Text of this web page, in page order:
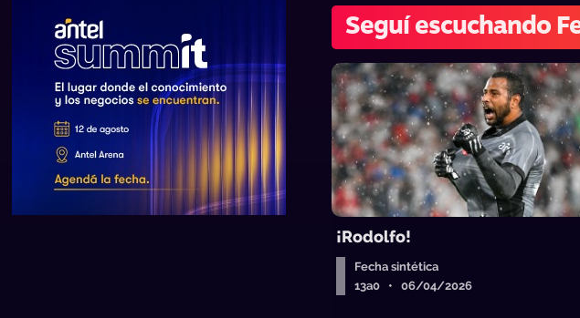
Seguí escuchando
¡Rodolfo!
Fecha sintética
13a0 • 06/04/2026